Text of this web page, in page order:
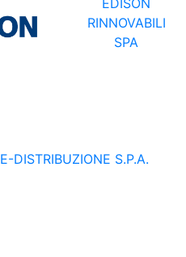
EDISON
RINNOVABILI
SPA
E-DISTRIBUZIONE S.P.A.